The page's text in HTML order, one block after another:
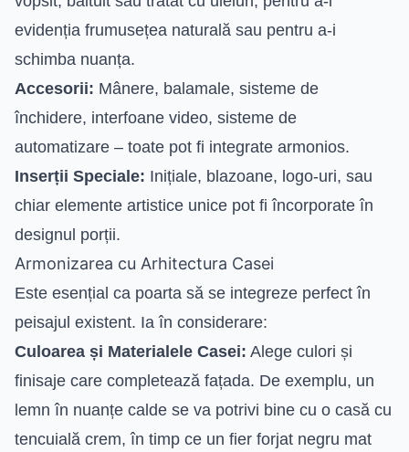
evidenția frumusețea naturală sau pentru a-i
schimba nuanța.
Accesorii: Mânere, balamale, sisteme de
închidere, interfoane video, sisteme de
automatizare – toate pot fi integrate armonios.
Inserții Speciale: Inițiale, blazoane, logo-uri, sau
chiar elemente artistice unice pot fi încorporate în
designul porții.
Armonizarea cu Arhitectura Casei
Este esențial ca poarta să se integreze perfect în
peisajul existent. Ia în considerare:
Culoarea și Materialele Casei: Alege culori și
finisaje care completează fațada. De exemplu, un
lemn în nuanțe calde se va potrivi bine cu o casă cu
tencuială crem, în timp ce un fier forjat negru mat